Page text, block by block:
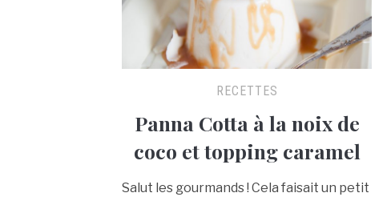
RECETTES
Panna Cotta à la noix de
coco et topping caramel
Salut les gourmands ! Cela faisait un petit